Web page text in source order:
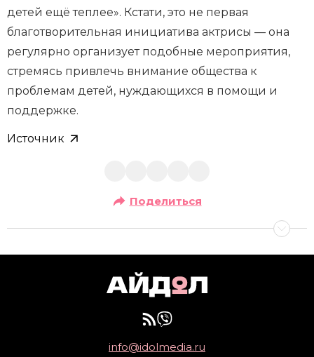
детей ещё теплее». Кстати, это не первая
благотворительная инициатива актрисы — она
регулярно организует подобные мероприятия,
стремясь привлечь внимание общества к
проблемам детей, нуждающихся в помощи и
поддержке.
Источник
Поделиться
info@idolmedia.ru